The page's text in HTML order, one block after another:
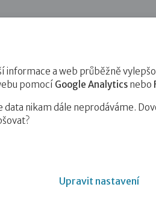
a web průběžně
pomocí Google Analytics nebo
nikam dále neprodáváme.
Upravit nastavení